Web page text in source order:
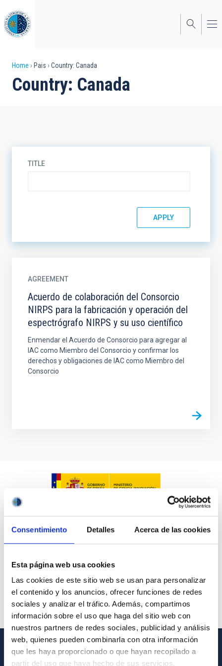
Consentimiento Detalles Acerca de las cookies
Esta página web usa cookies
Las cookies de este sitio web se usan para personalizar
el contenido y los anuncios, ofrecer funciones de redes
sociales y analizar el tráfico. Además, compartimos
información sobre el uso que haga del sitio web con
nuestros partners de redes sociales, publicidad y análisis
web, quienes pueden combinarla con otra información
que les haya proporcionado o que hayan recopilado a
partir del uso que haya hecho de sus servicios.
to
main
content
Breadcrumb
Home Pais Country: Canada
Country: Canada
TITLE
AGREEMENT
Acuerdo de colaboración del Consorcio
NIRPS para la fabricación y operación del
espectrógrafo NIRPS y su uso científico
Enmendar el Acuerdo de Consorcio para agregar al
IAC como Miembro del Consorcio y confirmar los
derechos y obligaciones de IAC como Miembro del
Consorcio
GENERAL INFORMATION